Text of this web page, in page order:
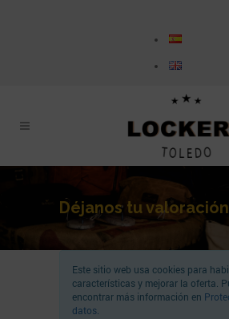
Déjanos tu valoración